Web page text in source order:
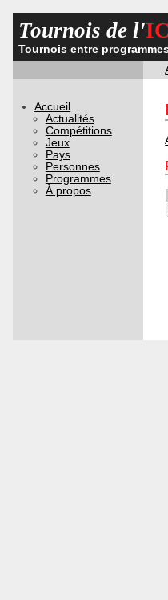
Tournois de l'
Tournois entre
Accueil
Actualités
Compétitions
Jeux
Pays
Personnes
Programmes
À propos